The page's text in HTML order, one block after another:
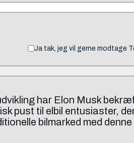
Ja tak, jeg vil gerne modtage
har Elon Musk
pust til elbil entusiaster,
bilmarked med